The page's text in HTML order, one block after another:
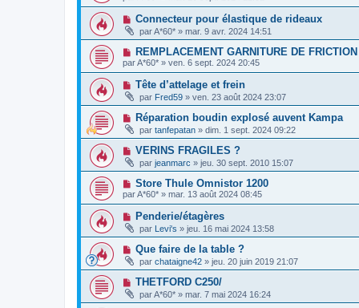
Connecteur pour élastique de rideaux
parA*60* » mar. 9 avr. 2024 14:51
REMPLACEMENT GARNITURE DE
parA*60* » ven. 6 sept. 2024 20:45
Tête d’attelage et frein
par Fred59 » ven. 23 août 2024 23:07
Réparation boudin explosé auvent Kampa
par tanfepatan » dim. 1 sept. 2024 09:22
VERINS FRAGILES ?
par jeanmarc » jeu. 30 sept. 2010 15:07
Store Thule Omnistor 1200
parA*60* » mar. 13 août 2024 08:45
Penderie/étagères
par Levi's » jeu. 16 mai 2024 13:58
Que faire de la table ?
par chataigne42 » jeu. 20 juin 2019 21:07
THETFORD C250/
parA*60* » mar. 7 mai 2024 16:24